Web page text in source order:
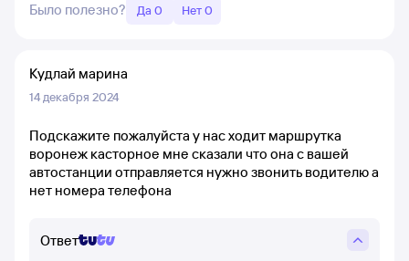
Было полезно? Да 0 Нет 0
Кудлай марина
14 декабря 2024
Подскажите пожалуйста у нас ходит маршрутка
воронеж касторное мне сказали что она с вашей
автостанции отправляется нужно звонить водителю а
нет номера телефона
Ответ